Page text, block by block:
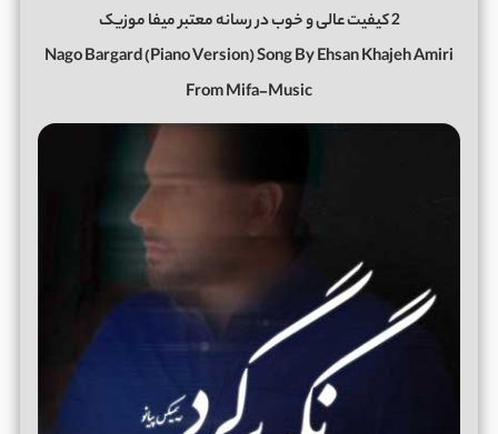
2 کیفیت عالی و خوب در رسانه معتبر میفا موزیک
Nago Bargard (Piano Version) Song By Ehsan Khajeh Amiri
From Mifa-Music